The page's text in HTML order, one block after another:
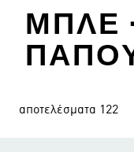
ΜΠΛΕ ·
αποτελέσματα 122